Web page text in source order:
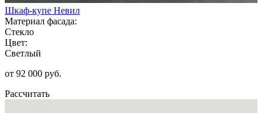
Шкаф-купе Невил
Материал фасада:
Стекло
Цвет:
Светлый
от 92 000 руб.
Рассчитать